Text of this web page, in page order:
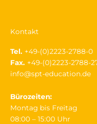
Kontakt
Tel. +49-(0)2223-2788-0
Fax. +49-(0)2223-2788-
info@spt-education.de
Bürozeiten:
Montag bis Freitag
08:00 – 15:00 Uhr